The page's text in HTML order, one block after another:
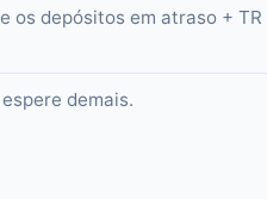
os depósitos em atraso + TR
demais.